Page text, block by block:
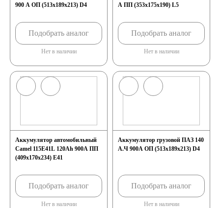
900 A ОП (513x189x213) D4
Подобрать аналог
Нет в наличии
A ПП (353x175x190) L5
Подобрать аналог
Нет в наличии
Аккумулятор автомобильный
Camel 115E41L 120Ah 900A ПП
(409x170x234) E41
Подобрать аналог
Нет в наличии
Аккумулятор грузовой ПАЗ 140
А.Ч 900А ОП (513x189x213) D4
Подобрать аналог
Нет в наличии